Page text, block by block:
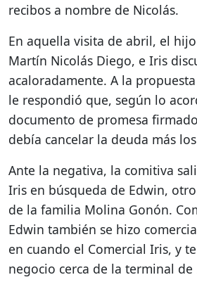
recibos a nombre de Nicolás.
En aquella visita de abril, el
Martín Nicolás Diego, e Iris
acaloradamente. A la
le respondió que, según lo
documento de promesa
debía cancelar la deuda más
Ante la negativa, la comitiva
Iris en búsqueda de Edwin,
de la familia Molina Gonón.
Edwin también se hizo
en cuando el Comercial Iris, y
negocio cerca de la terminal de